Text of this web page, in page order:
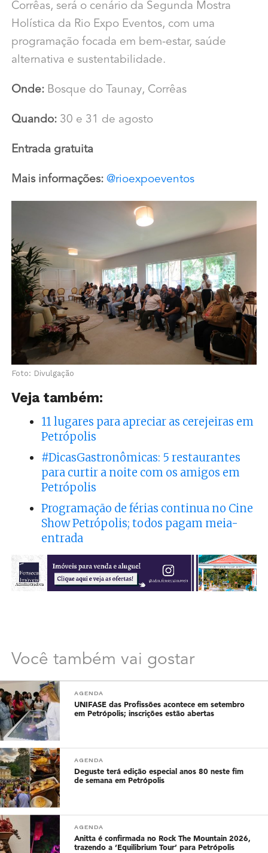
Corrêas, será o cenário da Segunda Mostra
Holística da Rio Expo Eventos, com uma
programação focada em bem-estar, saúde
alternativa e sustentabilidade.
Onde:Bosque do Taunay, Corrêas
Quando:30 e 31 de agosto
Entrada gratuita
Mais informações: @rioexpoeventos
Foto: Divulgação
Veja também:
11 lugares para apreciar as cerejeiras em
Petrópolis
#DicasGastronômicas: 5 restaurantes
para curtir a noite com os amigos em
Petrópolis
Programação de férias continua no Cine
Show Petrópolis; todos pagam meia-
entrada
Você também vai gostar
AGENDA
UNIFASE das Profissões acontece em setembro
em Petrópolis; inscrições estão abertas
AGENDA
Deguste terá edição especial anos 80 neste fim
de semana em Petrópolis
AGENDA
Anitta é confirmada no Rock The Mountain 2026,
trazendo a ‘Equilibrium Tour’ para Petrópolis